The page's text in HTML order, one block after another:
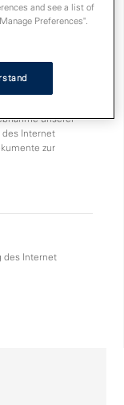
häufig
unserer
des Internet
zur
des Internet
and see a list of
Preferences".